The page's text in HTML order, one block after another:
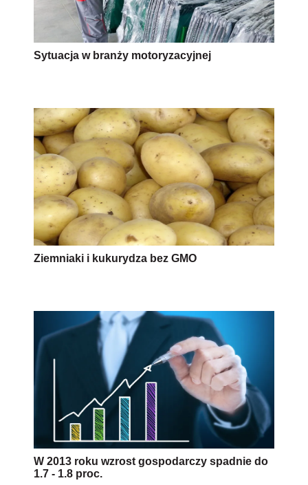
Sytuacja w branży motoryzacyjnej
Ziemniaki i kukurydza bez GMO
W 2013 roku wzrost gospodarczy spadnie do
1.7 - 1.8 proc.